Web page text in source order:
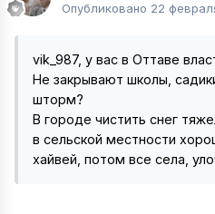
Опубликовано 22
vik_987, у вас в Оттаве
Не закрывают школы,
шторм?
В городе чистить снег
в сельской местности
хайвей, потом все села,